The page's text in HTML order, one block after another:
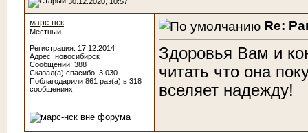
марс-нск
Местный
Регистрация: 17.12.2014
Адрес: новосибирск
Сообщений: 388
Сказал(а) спасибо: 3,030
Поблагодарили 861 раз(а) в 318
сообщениях
Re:
Здоровья Вам и
читать что она
вселяет надежду!